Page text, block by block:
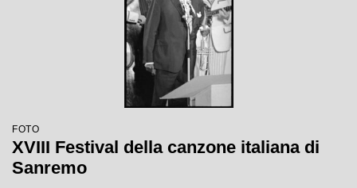
FOTO
XVIII Festival della canzone italiana di
Sanremo